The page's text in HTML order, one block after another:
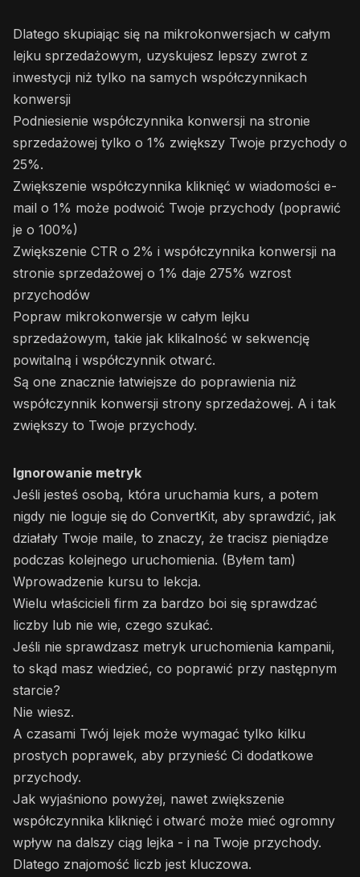
Dlatego skupiając się na mikrokonwersjach w całym
lejku sprzedażowym, uzyskujesz lepszy zwrot z
inwestycji niż tylko na samych współczynnikach
konwersji
Podniesienie współczynnika konwersji na stronie
sprzedażowej tylko o 1% zwiększy Twoje przychody o
25%.
Zwiększenie współczynnika kliknięć w wiadomości e-
mail o 1% może podwoić Twoje przychody (poprawić
je o 100%)
Zwiększenie CTR o 2% i współczynnika konwersji na
stronie sprzedażowej o 1% daje 275% wzrost
przychodów
Popraw mikrokonwersje w całym lejku
sprzedażowym, takie jak klikalność w sekwencję
powitalną i współczynnik otwarć.
Są one znacznie łatwiejsze do poprawienia niż
współczynnik konwersji strony sprzedażowej. A i tak
zwiększy to Twoje przychody.
Ignorowanie metryk
Jeśli jesteś osobą, która uruchamia kurs, a potem
nigdy nie loguje się do ConvertKit, aby sprawdzić, jak
działały Twoje maile, to znaczy, że tracisz pieniądze
podczas kolejnego uruchomienia. (Byłem tam)
Wprowadzenie kursu to lekcja.
Wielu właścicieli firm za bardzo boi się sprawdzać
liczby lub nie wie, czego szukać.
Jeśli nie sprawdzasz metryk uruchomienia kampanii,
to skąd masz wiedzieć, co poprawić przy następnym
starcie?
Nie wiesz.
A czasami Twój lejek może wymagać tylko kilku
prostych poprawek, aby przynieść Ci dodatkowe
przychody.
Jak wyjaśniono powyżej, nawet zwiększenie
współczynnika kliknięć i otwarć może mieć ogromny
wpływ na dalszy ciąg lejka - i na Twoje przychody.
Dlatego znajomość liczb jest kluczowa.